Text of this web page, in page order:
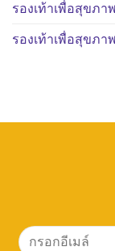
รองเท้าเพื่อสุขภา
รองเท้าเพื่อสุขภา